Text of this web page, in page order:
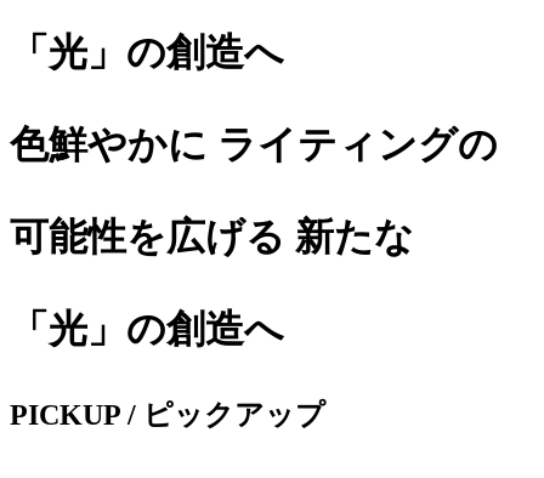
「光」の創造へ
色鮮やかに ライティングの
可能性を広げる 新たな
「光」の創造へ
PICKUP / ピックアップ